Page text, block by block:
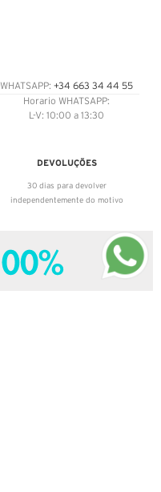
WHATSAPP: +34 663 34 44 55
Horario WHATSAPP:
L-V: 10:00 a 13:30
DEVOLUÇÕES
30 dias para devolver
independentemente do motivo